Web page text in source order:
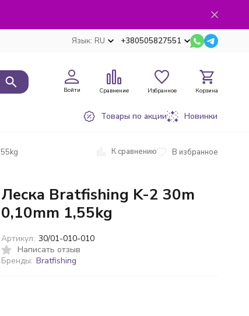
Язык: RU +380505827551
Войти Сравнение Избранное Корзина
Товары по акции Новинки
К сравнению В избранное
Леска Bratfishing K-2 30m
0,10mm 1,55kg
Написать отзыв
Бренды: Bratfishing
Артикул: 30/01-010-010